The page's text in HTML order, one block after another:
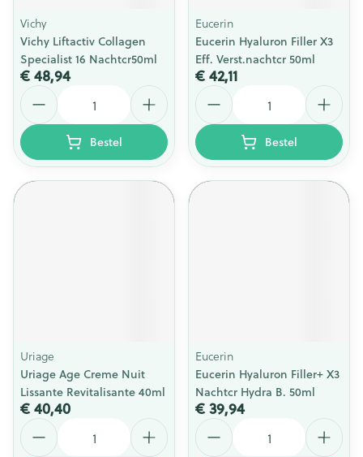
Vichy
Vichy Liftactiv Collagen
Specialist 16 Nachtcr50ml
€ 48,94
Bestel
Eucerin
Eucerin Hyaluron Filler X3
Eff. Verst.nachtcr 50ml
€ 42,11
Aantal
Bestel
Uriage
Uriage Age Creme Nuit
Lissante Revitalisante 40ml
€ 40,40
Eucerin
Eucerin Hyaluron Filler+ X3
Nachtcr Hydra B. 50ml
€ 39,94
Aantal